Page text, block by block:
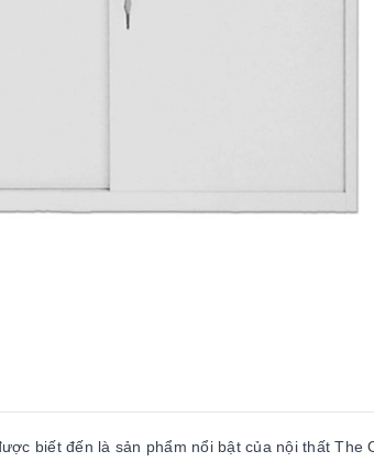
biết đến là sản phẩm nổi bật của nội thất